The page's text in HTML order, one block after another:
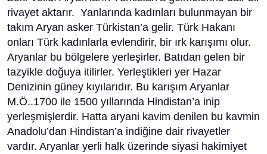
rivayet aktarır. Yanlarında kadınları bulunmayan bir
takım Aryan asker Türkistan’a gelir. Türk Hakanı
onları Türk kadınlarla evlendirir, bir ırk karışımı olur.
Aryanlar bu bölgelere yerleşirler. Batıdan gelen bir
tazyikle doğuya itilirler. Yerleştikleri yer Hazar
Denizinin güney kıyılarıdır. Bu karışım Aryanlar
M.Ö..1700 ile 1500 yıllarında Hindistan’a inip
yerleşmişlerdir. Hatta aryani kavim denilen bu kavmin
Anadolu’dan Hindistan’a indiğine dair rivayetler
vardır. Aryanlar yerli halk üzerinde siyasi hakimiyet